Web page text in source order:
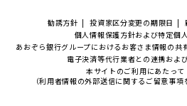
勧誘方針 投資家区分変更の期限日
個人情報保護方針および特定個
あおぞら銀行グループにおけるお客さま情報の共
電子決済等代行業者との連携およ
本サイトのご利用にあたって
（利用者情報の外部送信に関するご留意事項